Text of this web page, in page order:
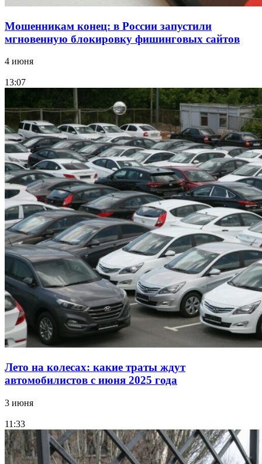
Мошенникам конец: в России запустили
мгновенную блокировку фишинговых сайтов
4 июня
13:07
Лето на колесах: какие траты ждут
автомобилистов с июня 2025 года
3 июня
11:33